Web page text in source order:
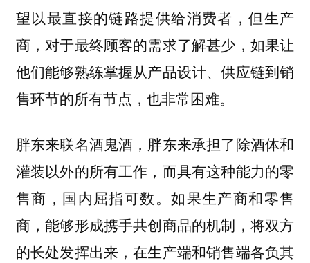
望以最直接的链路提供给消费者，但生产
商，对于最终顾客的需求了解甚少，如果让
他们能够熟练掌握从产品设计、供应链到销
售环节的所有节点，也非常困难。
胖东来联名酒鬼酒，胖东来承担了除酒体和
灌装以外的所有工作，而具有这种能力的零
售商，国内屈指可数。如果生产商和零售
商，能够形成携手共创商品的机制，将双方
的长处发挥出来，在生产端和销售端各负其